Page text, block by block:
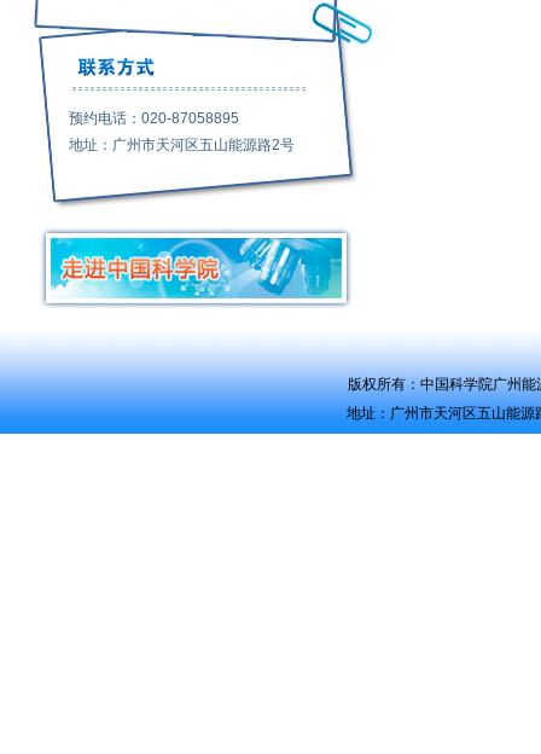
预约电话：020-87058895
地址：广州市天河区五山能源路2号
版权所有：中国科学院广州能
地址：广州市天河区五山能源